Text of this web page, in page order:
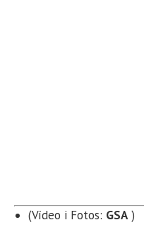
(Vídeo i Fotos: GSA )